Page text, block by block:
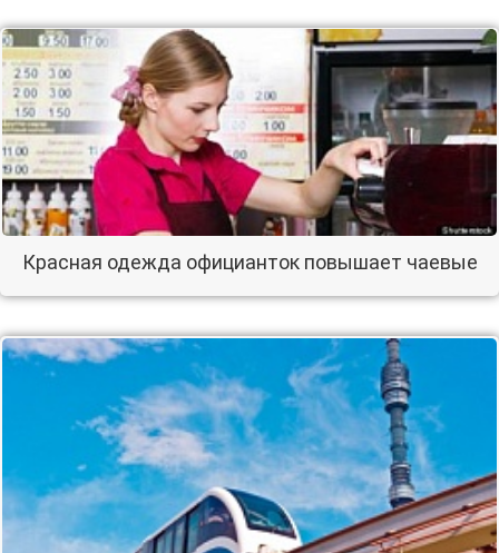
Красная одежда официанток повышает чаевые